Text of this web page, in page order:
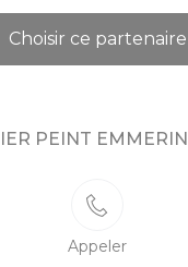
Choisir ce partenaire
PEINT EMMERIN
Appeler